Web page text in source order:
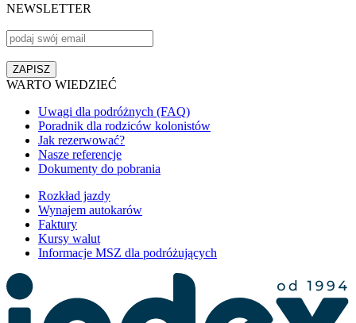
NEWSLETTER
WARTO WIEDZIEĆ
Uwagi dla podróżnych (FAQ)
Poradnik dla rodziców kolonistów
Jak rezerwować?
Nasze referencje
Dokumenty do pobrania
Rozkład jazdy
Wynajem autokarów
Faktury
Kursy walut
Informacje MSZ dla podróżujących